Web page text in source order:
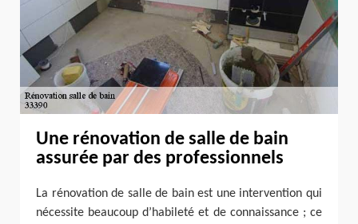
Une rénovation de salle de bain
assurée par des professionnels
La rénovation de salle de bain est une intervention qui
nécessite beaucoup d’habileté et de connaissance ; ce